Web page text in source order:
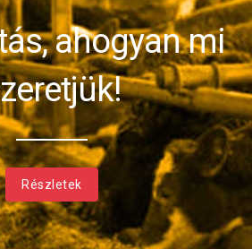
ahogyan mi
Részletek